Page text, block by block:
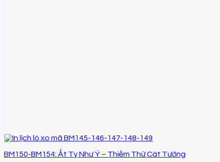
BM150-BM154: Ất Tỵ Như Ý – Thiềm Thừ Cát Tường